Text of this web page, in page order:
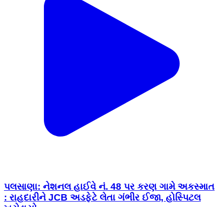
પલસાણા: નેશનલ હાઈવે નં. 48 પર કરણ ગામે અકસ્માત
: રાહદારીને JCB અડફેટે લેતા ગંભીર ઈજા, હોસ્પિટલ